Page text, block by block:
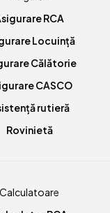
RCA
Locuință
Călătorie
CASCO
rutieră
Rovinietă
Calculatoare